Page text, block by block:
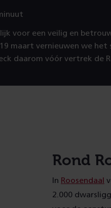
voor een veilig en
maart vernieuwen we het
daarom vóór vertrek de
Rond
In Roosendaal
2.000